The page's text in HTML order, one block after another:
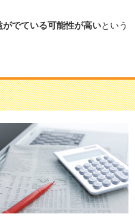
がでている可能性が高いという